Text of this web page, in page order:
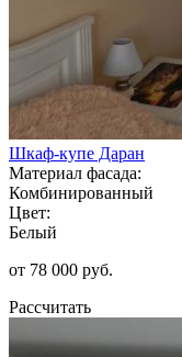
Шкаф-купе Даран
Материал фасада:
Комбинированный
Цвет:
Белый
от 78 000 руб.
Рассчитать